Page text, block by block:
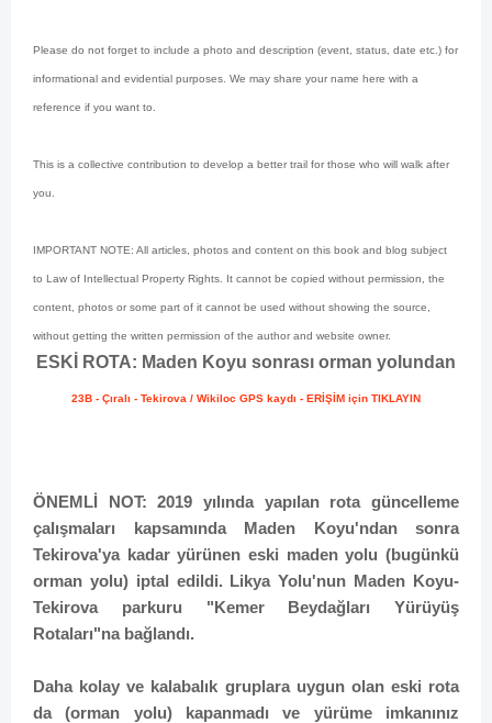
Please do not forget to include a photo and description (event, status, date etc.) for
informational and evidential purposes. We may share your name here with a
reference if you want to.
This is a collective contribution to develop a better trail for those who will walk after
you.
IMPORTANT NOTE: All articles, photos and content on this book and blog subject
to Law of Intellectual Property Rights. It cannot be copied without permission, the
content, photos or some part of it cannot be used without showing the source,
without getting the written permission of the author and website owner.
ESKİ ROTA: Maden Koyu sonrası orman yolundan
23B - Çıralı - Tekirova / Wikiloc GPS kaydı - ERİŞİM için TIKLAYIN
ÖNEMLİ NOT: 2019 yılında yapılan rota güncelleme
çalışmaları kapsamında Maden Koyu'ndan sonra
Tekirova'ya kadar yürünen eski maden yolu (bugünkü
orman yolu) iptal edildi. Likya Yolu'nun Maden Koyu-
Tekirova parkuru "Kemer Beydağları Yürüyüş
Rotaları"na bağlandı.
Daha kolay ve kalabalık gruplara uygun olan eski rota
da (orman yolu) kapanmadı ve yürüme imkanınız